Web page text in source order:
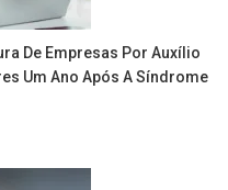
De Empresas Por Auxílio
Um Ano Após A Síndrome